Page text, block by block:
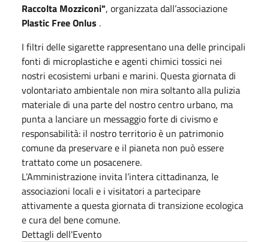
Raccolta Mozziconi", organizzata dall’associazione
Plastic Free Onlus .
I filtri delle sigarette rappresentano una delle principali
fonti di microplastiche e agenti chimici tossici nei
nostri ecosistemi urbani e marini. Questa giornata di
volontariato ambientale non mira soltanto alla pulizia
materiale di una parte del nostro centro urbano, ma
punta a lanciare un messaggio forte di civismo e
responsabilità: il nostro territorio è un patrimonio
comune da preservare e il pianeta non può essere
trattato come un posacenere.
L’Amministrazione invita l’intera cittadinanza, le
associazioni locali e i visitatori a partecipare
attivamente a questa giornata di transizione ecologica
e cura del bene comune.
Dettagli dell'Evento